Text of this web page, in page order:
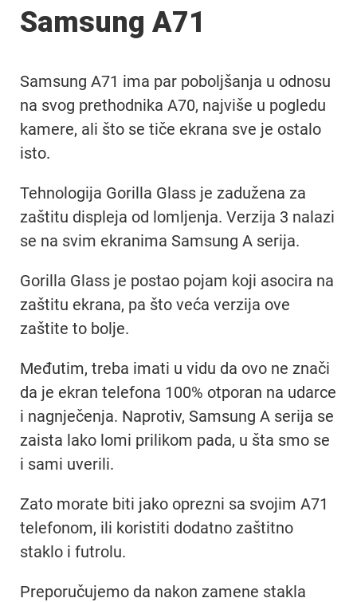
Samsung A71
Samsung A71 ima par poboljšanja u odnosu
na svog prethodnika A70, najviše u pogledu
kamere, ali što se tiče ekrana sve je ostalo
isto.
Tehnologija Gorilla Glass je zadužena za
zaštitu displeja od lomljenja. Verzija 3 nalazi
se na svim ekranima Samsung A serija.
Gorilla Glass je postao pojam koji asocira na
zaštitu ekrana, pa što veća verzija ove
zaštite to bolje.
Međutim, treba imati u vidu da ovo ne znači
da je ekran telefona 100% otporan na udarce
i nagnječenja. Naprotiv, Samsung A serija se
zaista lako lomi prilikom pada, u šta smo se
i sami uverili.
Zato morate biti jako oprezni sa svojim A71
telefonom, ili koristiti dodatno zaštitno
staklo i futrolu.
Preporučujemo da nakon zamene stakla